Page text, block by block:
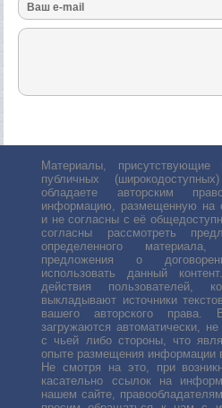
Материалы,
публичных
обладаете авторским
информацию, размещенную на
и не согласны с её
согласны рассмотреть
определенного
предложения о
использовать данный
действия пользователей,
выкладывают источники
вашего авторского
загружаются автоматически,
с чьей либо стороны, что
опыте размещения информации
Не смотря на это, при
касательно ссылок на
нашем сайте,